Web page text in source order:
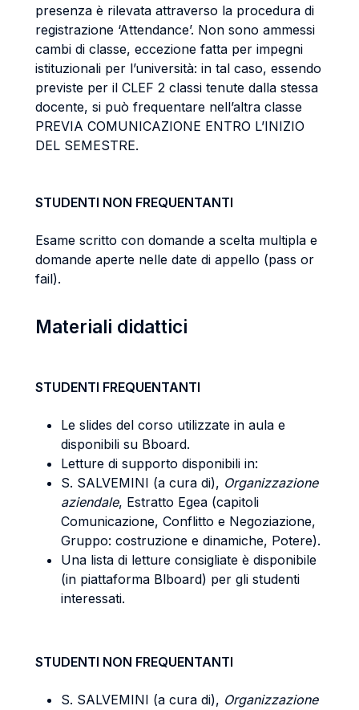
presenza è rilevata attraverso la procedura di
registrazione ‘Attendance’. Non sono ammessi
cambi di classe, eccezione fatta per impegni
istituzionali per l’università: in tal caso, essendo
previste per il CLEF 2 classi tenute dalla stessa
docente, si può frequentare nell’altra classe
PREVIA COMUNICAZIONE ENTRO L’INIZIO
DEL SEMESTRE.
STUDENTI NON FREQUENTANTI
Esame scritto con domande a scelta multipla e
domande aperte nelle date di appello (pass or
fail).
Materiali didattici
STUDENTI FREQUENTANTI
Le slides del corso utilizzate in aula e
disponibili su Bboard.
Letture di supporto disponibili in:
S. SALVEMINI (a cura di), Organizzazione
aziendale, Estratto Egea (capitoli
Comunicazione, Conflitto e Negoziazione,
Gruppo: costruzione e dinamiche, Potere).
Una lista di letture consigliate è disponibile
(in piattaforma Blboard) per gli studenti
interessati.
STUDENTI NON FREQUENTANTI
S. SALVEMINI (a cura di), Organizzazione